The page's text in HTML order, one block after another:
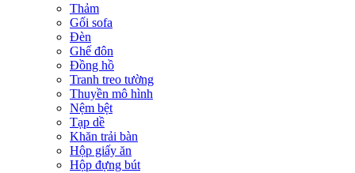
Thảm
Gối sofa
Đèn
Ghế đôn
Đồng hồ
Tranh treo tường
Thuyền mô hình
Nệm bệt
Tạp dề
Khăn trải bàn
Hộp giấy ăn
Hộp đựng bút